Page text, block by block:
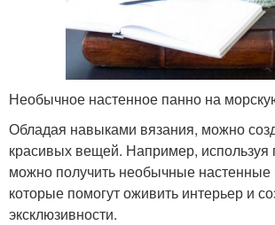
Необычное настенное панно на
Обладая навыками вязания, можно
красивых вещей. Например, используя
можно получить необычные настенные
которые помогут оживить интерьер и
эксклюзивности.